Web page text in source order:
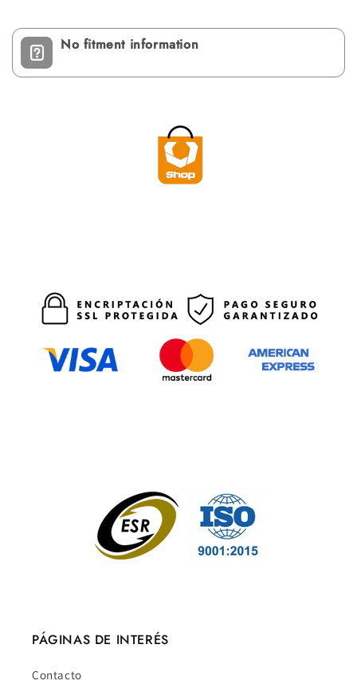
No fitment information
PÁGINAS DE INTERÉS
Contacto